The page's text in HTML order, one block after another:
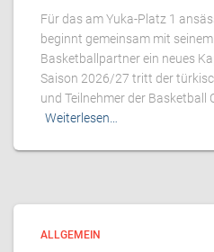
Für das am Yuka-Platz 1
beginnt gemeinsam mit
Basketballpartner ein neues
Saison 2026/27 tritt der
und Teilnehmer der Basketball
Weiterlesen…
ALLGEMEIN